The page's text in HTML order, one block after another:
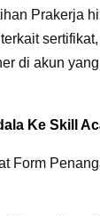
Prakerja
di akun
Ke Skill
Form